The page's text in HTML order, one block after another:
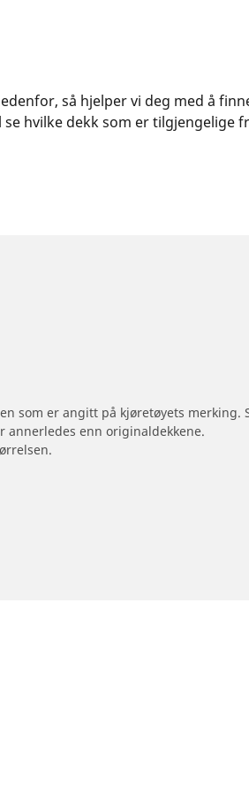
så hjelper vi deg med å
hvilke dekk som er tilgjengelige
som er angitt på kjøretøyets merking.
annerledes enn originaldekkene.